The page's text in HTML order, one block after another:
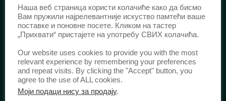
еISSN:2406-2693(Онлајн издање)
DOI:10.51204/Anali_PFBU_1906
ИЗДАВАЧ /
Правни факултет Универзитета у
Београду
Булевар краља Александра 67
Наша веб страница користи колачиће како да бисмо
Вам пружили најрелевантније искуство памтећи ваше
поставке и поновне посете. Кликом на тастер
„Прихвати“ пристајете на употребу СВИХ колачића.
Our website uses cookies to provide you with the most
relevant experience by remembering your preferences
and repeat visits. By clicking the "Accept" button, you
agree to the use of ALL cookies.
Моји подаци нису за продају.